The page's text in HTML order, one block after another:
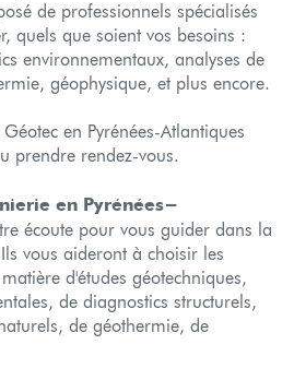
de professionnels spécialisés
quels que soient vos besoins :
environnementaux, analyses de
géophysique, et plus encore.
en Pyrénées-Atlantiques
prendre rendez-vous.
en Pyrénées-
écoute pour vous guider dans la
vous aideront à choisir les
d'études géotechniques,
de diagnostics structurels,
de géothermie, de